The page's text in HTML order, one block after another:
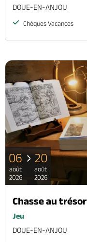
DOUE-EN-ANJOU
Chèques Vacances
06
août
2026
20
août
2026
Chasse au trésor
Jeu
DOUE-EN-ANJOU